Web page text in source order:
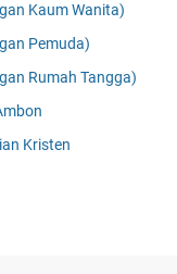
Kaum Wanita)
Pemuda)
Rumah Tangga)
Kristen